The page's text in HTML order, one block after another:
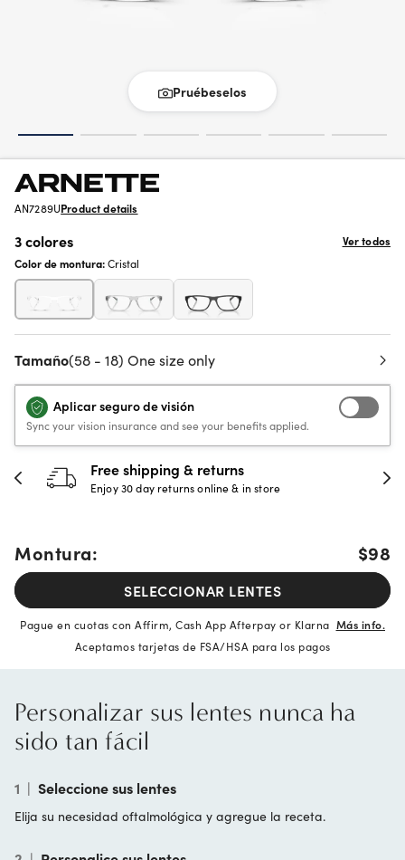
Pruébeselos
AN7289UProduct details
3 colores
Ver todos
Color de montura:Cristal
Tamaño(58 - 18) One size only
Aplicar seguro de visión
Sync your vision insurance and see your benefits applied.
Free shipping & returns
Enjoy 30 day returns online & in store
Montura: $98
SELECCIONAR LENTES
Pague en cuotas con Affirm, Cash App Afterpay or Klarna Más info.
Aceptamos tarjetas de FSA/HSA para los pagos
Personalizar sus lentes nunca ha
sido tan fácil
1 | Seleccione sus lentes
Elija su necesidad oftalmológica y agregue la receta.